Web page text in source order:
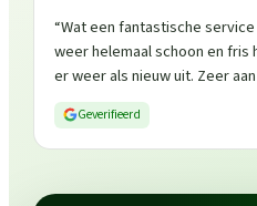
“Wat een fantastische
weer helemaal schoon en
er weer als nieuw uit. Zeer
Geverifieerd